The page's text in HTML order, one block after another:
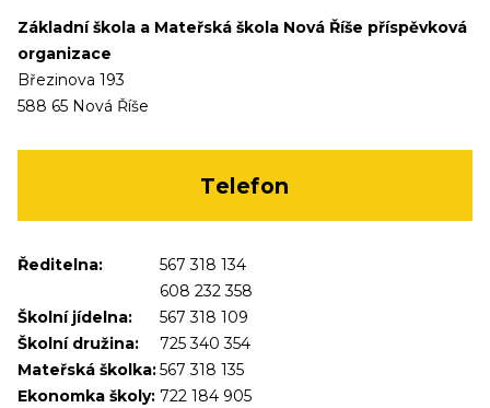
Základní škola a Mateřská škola Nová Říše příspěvková
organizace
Březinova 193
588 65 Nová Říše
Telefon
Ředitelna:
567 318 134
608 232 358
Školní jídelna:
567 318 109
Školní družina:
725 340 354
Mateřská školka:567 318 135
Ekonomka školy: 722 184 905